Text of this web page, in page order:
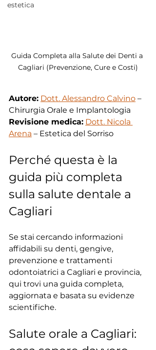
estetica
Guida Completa alla Salute dei Denti a
Cagliari (Prevenzione, Cure e Costi)
Autore: Dott. Alessandro Calvino –
Chirurgia Orale e Implantologia
Revisione medica: Dott. Nicola
Arena – Estetica del Sorriso
Perché questa è la
guida più completa
sulla salute dentale a
Cagliari
Se stai cercando informazioni
affidabili su denti, gengive,
prevenzione e trattamenti
odontoiatrici a Cagliari e provincia,
qui trovi una guida completa,
aggiornata e basata su evidenze
scientifiche.
Salute orale a Cagliari: